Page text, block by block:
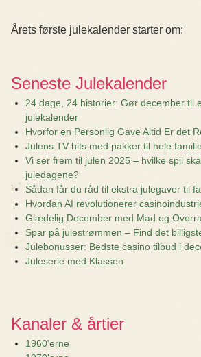
Årets første julekalender starter om:
Seneste Julekalender
24 dage, 24 historier: Gør december til
julekalender
Hvorfor en Personlig Gave Altid Er det
Julens TV-hits med pakker til hele
Vi ser frem til julen 2025 – hvilke spil
juledagene?
Sådan får du råd til ekstra julegaver til
Hvordan AI revolutionerer
Glædelig December med Mad og
Spar på julestrømmen – Find det
Julebonusser: Bedste casino tilbud i
Juleserie med Klassen
Kanaler & årtier
1960'erne